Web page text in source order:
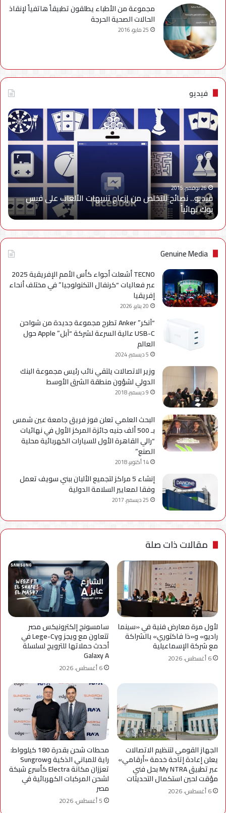
مجموعة من الأطباء يطلقون تطبيقاً هاتفياً لإنقاذ
الحالات الصحية الحرجة
25 مايو، 2016
فيديو
فيديو..
نصائح
للتخلص
من
إزعاج
تنبيهات
الألعاب
على
فيس
بوك
نهائياًَ
26 نوفمبر، 2015
فيديو.. نصائح للتخلص من إزعاج تنبيهات الألعاب على فيس
بوك نهائياًَ
Genuine Media
TECNO أشعلت أجواء كأس الأمم الإفريقية 2025
عبر فعاليات “كرنفال التكنولوجيا” في مختلف أنحاء
إفريقيا
20 يناير، 2026
“آنكر” Anker تطرح مجموعة جديدة من شواحن
USB-C عالية السرعة لشركة “آبل” Apple حول
العالم
5 ديسمبر، 2024
وزير الاتصالات يلتقي نائب رئيس مجموعة البنك
الدولي لشؤون منطقة الشرق الأوسط
9 ديسمبر، 2018
البحث العلمي تعلن فوز فريق جامعة عين شمس
بـ 500 ألف جنيه جائزة المركز الأول في نهائيات
“رالي القاهرة الأول للسيارات الكهربائية محلية
الصنع”
14 أكتوبر، 2018
إنشاء 5 مراكز لتجميع الألبان ببني سويف تعمل
وفقا لمعايير السلامة الدولية
25 ديسمبر، 2017
مقالات ذات صلة
لأول مرة معارض فنية في «سينما
راديو» و«ذا فاكتوري» بالشراكة
مع شركة الإسماعيلية
6 أغسطس، 2026
سامسونج إلكترونيكس مصر
تتعاون مع ويجز وLege-Cy في
أحدث حملاتها للترويج لسلسلة
Galaxy A
6 أغسطس، 2026
الجهاز القومي لتنظيم الاتصالات
يعلن إعادة إتاحة خدمة «أرقامي»
عبر تطبيق My NTRA بحل فني
مؤقت لحين استكمال التحديثات
6 أغسطس، 2026
محطات شحن بقدرة 180 كيلوواط:
راية للمباني الذكية وSungrow
تعززان مكانة Electra كأسرع شبكة
لشحن المركبات الكهربائية في
مصر
5 أغسطس، 2026